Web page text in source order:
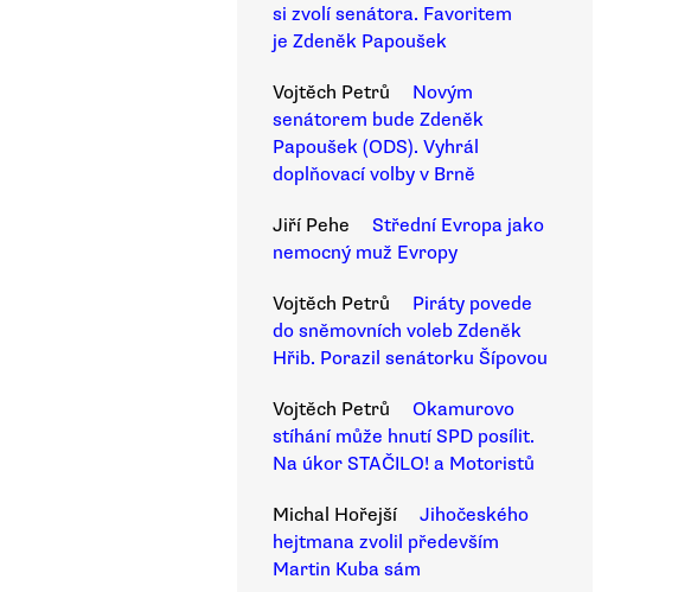
si zvolí senátora. Favoritem
je Zdeněk Papoušek
Vojtěch Petrů
Novým
senátorem bude Zdeněk
Papoušek (ODS). Vyhrál
doplňovací volby v Brně
Jiří Pehe
Střední Evropa jako
nemocný muž Evropy
Vojtěch Petrů
Piráty povede
do sněmovních voleb Zdeněk
Hřib. Porazil senátorku Šípovou
Vojtěch Petrů
Okamurovo
stíhání může hnutí SPD posílit.
Na úkor STAČILO! a Motoristů
Michal Hořejší
Jihočeského
hejtmana zvolil především
Martin Kuba sám